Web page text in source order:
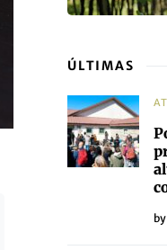
ÚLTIMAS
by